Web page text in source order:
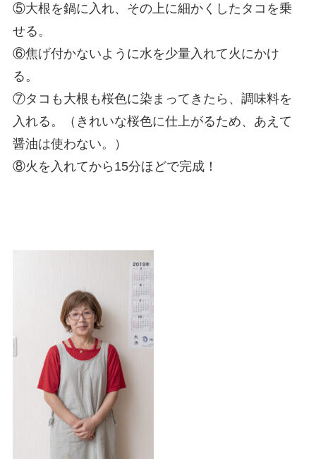
⑤大根を鍋に入れ、その上に細かくしたタコを乗
せる。
⑥焦げ付かないように水を少量入れて火にかけ
る。
⑦タコも大根も桜色に染まってきたら、調味料を
入れる。（きれいな桜色に仕上がるため、あえて
醤油は使わない。）
⑧火を入れてから15分ほどで完成！